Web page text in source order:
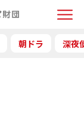
Menu
朝ドラ 深夜